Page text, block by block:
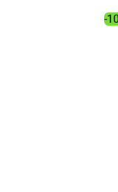
-